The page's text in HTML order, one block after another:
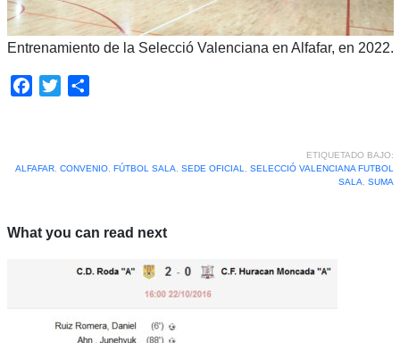
Entrenamiento de la Selecció Valenciana en Alfafar, en 2022.
Facebook
Twitter
ETIQUETADO BAJO:
ALFAFAR, CONVENIO, FÚTBOL SALA, SEDE OFICIAL, SELECCIÓ VALENCIANA FUTBOL
SALA, SUMA
What you can read next